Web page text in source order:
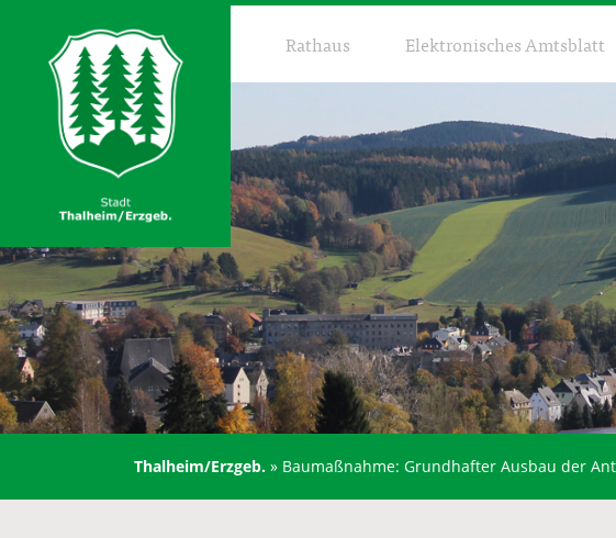
Rathaus Elektronisches Amtsblatt
Thalheim/Erzgeb. » Baumaßnahme: Grundhafter Ausbau der